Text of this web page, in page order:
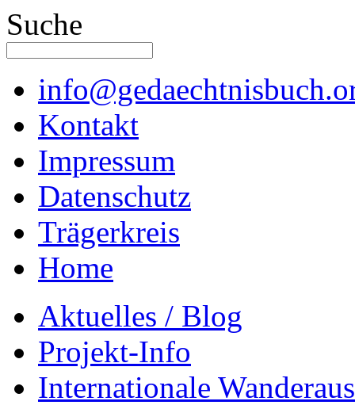
Suche
Kontakt
Impressum
Datenschutz
Trägerkreis
Home
Aktuelles / Blog
Projekt-Info
Internationale